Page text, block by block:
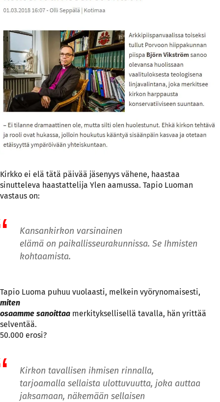
Kirkko ei elä tätä päivää jäsenyys vähene, haastaa
sinutteleva haastattelija Ylen aamussa. Tapio Luoman
vastaus on:
Kansankirkon varsinainen
elämä on paikallisseurakunnissa. Se Ihmisten
kohtaamista.
Tapio Luoma puhuu vuolaasti, melkein vyörynomaisesti,
miten
osaamme sanoittaa merkityksellisellä tavalla, hän yrittää
selventää.
50.000 erosi?
Kirkon tavallisen ihmisen rinnalla,
tarjoamalla sellaista ulottuvuutta, joka auttaa
jaksamaan, näkemään sellaisen